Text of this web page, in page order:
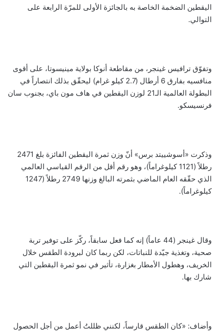
اليقطين الضخمة الخاصة به بالجائزة الأولى للمرّة الرابعة على
التوالي.
وتفوّق ترافيس غينجر، من مقاطعة أنوكا بولاية مينيسوتا، على أقوى
منافسيه بفارق 6 أرطال (2.7 كيلو غرام) ليحقّق بذلك انتصاراً في
البطولة العالمية الـ21 لوزن اليقطين في هاف مون باي، بجنوب سان
فرنسيسكو.
وذكرت «أسوشييتد برس» أنّ وزن ثمرة اليقطين الفائزة بلغ 2471
رطلاً (1121 كيلوغراماً)، وهو رقم أقل من الرقم القياسي العالمي
الذي حقّقه العام الماضي بثمرته البالغ وزنها 2749 رطلاً (1247
كيلوغراماً).
وقال غينجر (44 عاماً) إنه كما فعل سابقاً، ركّز على توفير تربة
صحية، وتغذية جيّدة للنباتات، لكن ربما كان لبرودة الطقس خلال
الخريف، وهطول الأمطار بغزارة، تأثير في نمو ثمرة اليقطين التي
شارك بها.
وأضاف: «كان الطقس قارساً، لكنني ظللتُ أعمل من أجل الحصول